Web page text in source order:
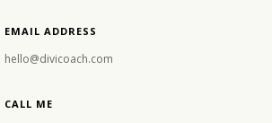
EMAIL ADDRESS
hello@divicoach.com
CALL ME